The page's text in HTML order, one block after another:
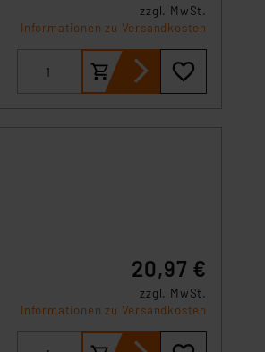
zzgl. MwSt.
Informationen zu Versandkosten
20,97 €
zzgl. MwSt.
Informationen zu Versandkosten